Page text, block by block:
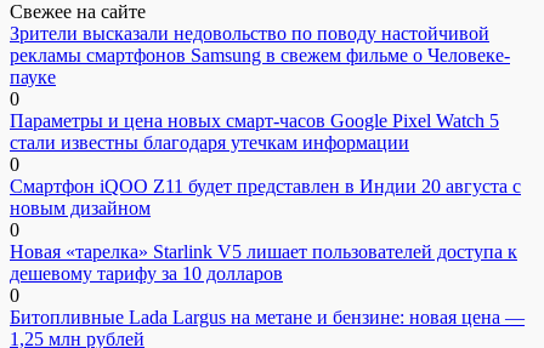
Свежее на сайте
Зрители высказали недовольство по поводу настойчивой
рекламы смартфонов Samsung в свежем фильме о Человеке-
пауке
0
Параметры и цена новых смарт-часов Google Pixel Watch 5
стали известны благодаря утечкам информации
0
Смартфон iQOO Z11 будет представлен в Индии 20 августа с
новым дизайном
0
Новая «тарелка» Starlink V5 лишает пользователей доступа к
дешевому тарифу за 10 долларов
0
Битопливные Lada Largus на метане и бензине: новая цена —
1,25 млн рублей